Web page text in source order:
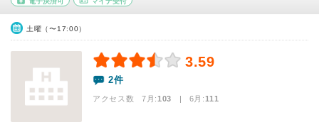
土曜（〜17:00）
3.59
2件
アクセス数 7月:103 | 6月:111